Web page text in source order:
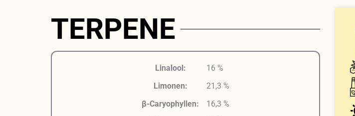
TERPENE
Linalool:
16 %
Limonen:
21,3 %
β-Caryophyllen:
16,3 %